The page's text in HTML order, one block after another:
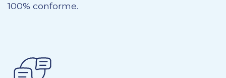
100% conforme.